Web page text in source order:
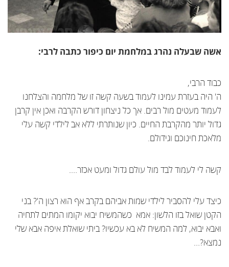
אשה שבעלה נהרג במלחמת יום כיפור כתבה לרבי:
כבוד הרבי,
ה' היה בעזרת עמינו לעמוד בשעה קשה זו של מלחמה והצלחנו
לעמוד מעטים מול רבים. אך כל ניצחון דורש הקרבה ואכן אין קרבן
גדול יותר מהקרבת החיים. כיון שנותרתי ללא אב לילדי קשה עלי
מלאכת חינוכם וגידולם.
קשה לי לעמוד לבד מול עולם גדול ומעט אכזר….
כיצד עלי להסביר לילדי שמות אביהם בקרב אף הוא רצון ה'? בני
הקטן שואל בזו הלשון: אמא כשהמשיח יבוא יקומו המתים לתחיה
ואבא יבוא, למה המשיח לא בא עכשיו? ביתי שואלת איפה אבא שלי
נמצא?…